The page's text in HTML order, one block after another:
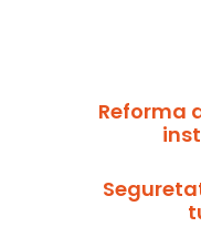
Reforma